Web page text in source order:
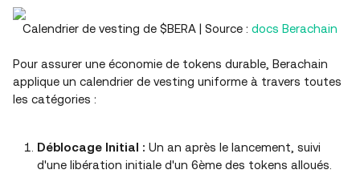
Calendrier de vesting de $BERA | Source : docs Berachain
Pour assurer une économie de tokens durable, Berachain
applique un calendrier de vesting uniforme à travers toutes
les catégories :
Déblocage Initial : Un an après le lancement, suivi
d'une libération initiale d'un 6ème des tokens alloués.